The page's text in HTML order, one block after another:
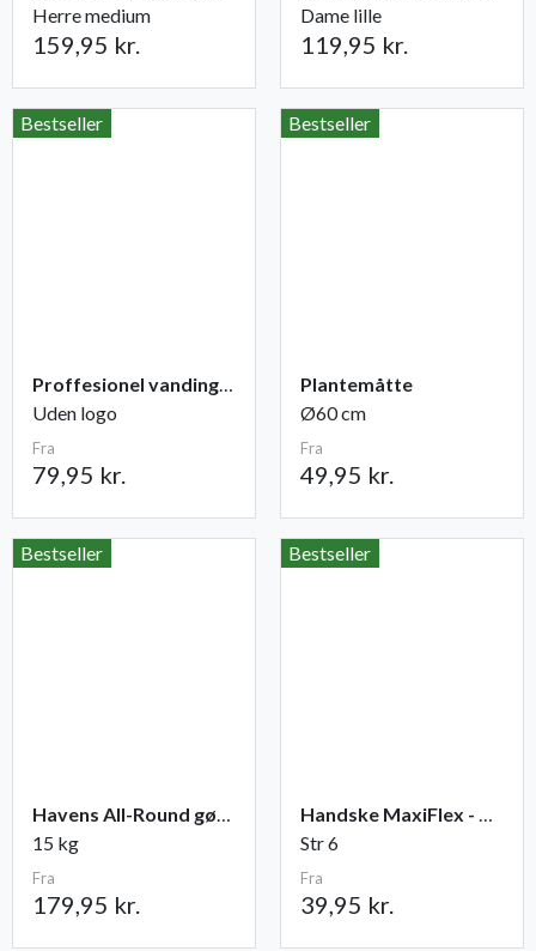
Herre medium
159,95 kr.
Dame lille
119,95 kr.
Bestseller
Proffesionel vandingspose 100 liter
Uden logo
Fra
79,95 kr.
Bestseller
Plantemåtte
Ø60 cm
Fra
49,95 kr.
Bestseller
Havens All-Round gødning NPK 12-2-10
15 kg
Fra
179,95 kr.
Bestseller
Handske MaxiFlex - Ultimate
Str 6
Fra
39,95 kr.